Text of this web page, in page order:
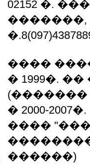
02152 �.
����
� 1999�.
� 2000-
����
������)